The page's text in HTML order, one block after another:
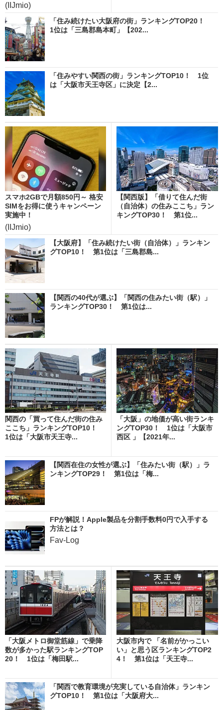
(IIJmio)
「住み続けたい大阪府の街」ランキングTOP20！
1位は「三島郡島本町」【202...
「住みやすい関西の街」ランキングTOP10！ 1位
は「大阪市天王寺区」に決定【2...
スマホ2GBで月額850円～ 格安
SIMをお得に使うキャンペーン
実施中！
(IIJmio)
【関西版】「借りて住んだ街
（自治体）の住みここち」ラン
キングTOP30！ 第1位...
【大阪府】「住み続けたい街（自治体）」ランキン
グTOP10！ 第1位は「三島郡島...
【関西の40代が選ぶ】「関西の住みたい街（駅）」
ランキングTOP30！ 第1位は...
関西の「買って住んだ街の住み
ここち」ランキングTOP10！
1位は「大阪市天王寺...
「大阪」の地価が高い街ランキ
ングTOP30！ 1位は「大阪市
西区 」【2021年...
【関西在住の女性が選ぶ】「住みたい街（駅）」ラ
ンキングTOP29！ 第1位は「梅...
FPが解説！Apple製品を分割手数料0円で入手する
方法とは？
Fav-Log
「大阪メトロ御堂筋線」で乗降
数が多かった駅ランキングTOP
20！ 1位は「梅田駅...
大阪市内で 「名前がかっこい
い」と思う区ランキングTOP2
4！ 第1位は「天王寺...
「関西で教育環境が充実している自治体」ランキン
グTOP10！ 第1位は「大阪府大...